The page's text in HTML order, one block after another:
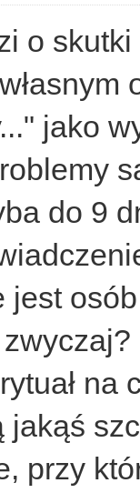
o
jako
do 9
jest
na
jakąś
przy